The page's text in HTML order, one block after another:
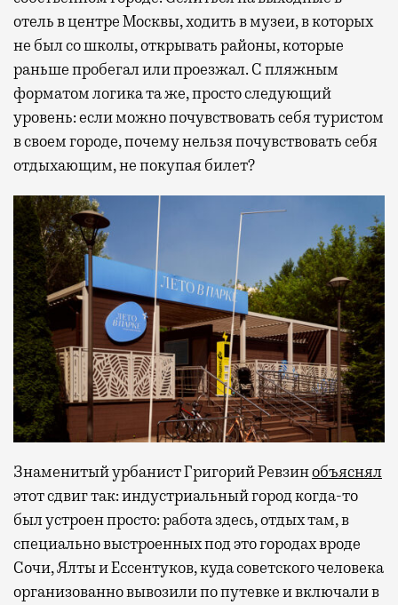
отель в центре Москвы, ходить в музеи, в которых
не был со школы, открывать районы, которые
раньше пробегал или проезжал. С пляжным
форматом логика та же, просто следующий
уровень: если можно почувствовать себя туристом
в своем городе, почему нельзя почувствовать себя
отдыхающим, не покупая билет?
Знаменитый урбанист Григорий Ревзинобъяснял
этот сдвиг так: индустриальный город когда-то
был устроен просто: работа здесь, отдых там, в
специально выстроенных под это городах вроде
Сочи, Ялты и Ессентуков, куда советского человека
организованно вывозили по путевке и включали в